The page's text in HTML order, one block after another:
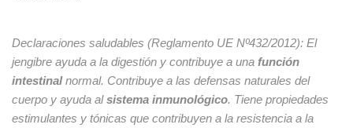
Declaraciones saludables (Reglamento UE Nº432/2012): El
jengibre ayuda a la digestión y contribuye a una función
intestinalnormal. Contribuye a las defensas naturales del
cuerpo y ayuda alsistema inmunológico. Tiene propiedades
estimulantes y tónicas que contribuyen a la resistencia a la